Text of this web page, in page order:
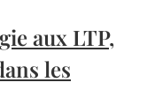
aux LTP,
les